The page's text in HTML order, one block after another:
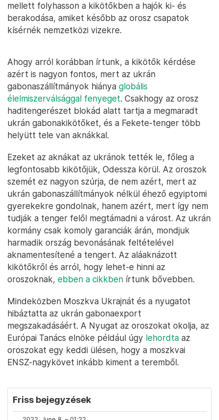
mellett folyhasson a kikötőkben a hajók ki- és
berakodása, amiket később az orosz csapatok
kísérnék nemzetközi vizekre.
Ahogy arról korábban írtunk, a kikötők kérdése
azért is nagyon fontos, mert az ukrán
gabonaszállítmányok hiánya globális
élelmiszerválsággal fenyeget. Csakhogy az orosz
haditengerészet blokád alatt tartja a megmaradt
ukrán gabonakikötőket, és a Fekete-tenger több
helyütt tele van aknákkal.
Ezeket az aknákat az ukránok tették le, főleg a
legfontosabb kikötőjük, Odessza körül. Az oroszok
szemét ez nagyon szúrja, de nem azért, mert az
ukrán gabonaszállítmányok nélkül éhező egyiptomi
gyerekekre gondolnak, hanem azért, mert így nem
tudják a tenger felől megtámadni a várost. Az ukrán
kormány csak komoly garanciák árán, mondjuk
harmadik ország bevonásának feltételével
aknamentesítené a tengert. Az aláaknázott
kikötőkről és arról, hogy lehet-e hinni az
oroszoknak, ebben a cikkben írtunk bővebben.
Mindeközben Moszkva Ukrajnát és a nyugatot
hibáztatta az ukrán gabonaexport
megszakadásáért. A Nyugat az oroszokat okolja, az
Európai Tanács elnöke például úgy lehordta az
oroszokat egy keddi ülésen, hogy a moszkvai
ENSZ-nagykövet inkább kiment a teremből.
Friss bejegyzések